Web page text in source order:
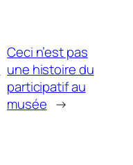
Ceci n’est pas
une histoire du
participatif au
musée →